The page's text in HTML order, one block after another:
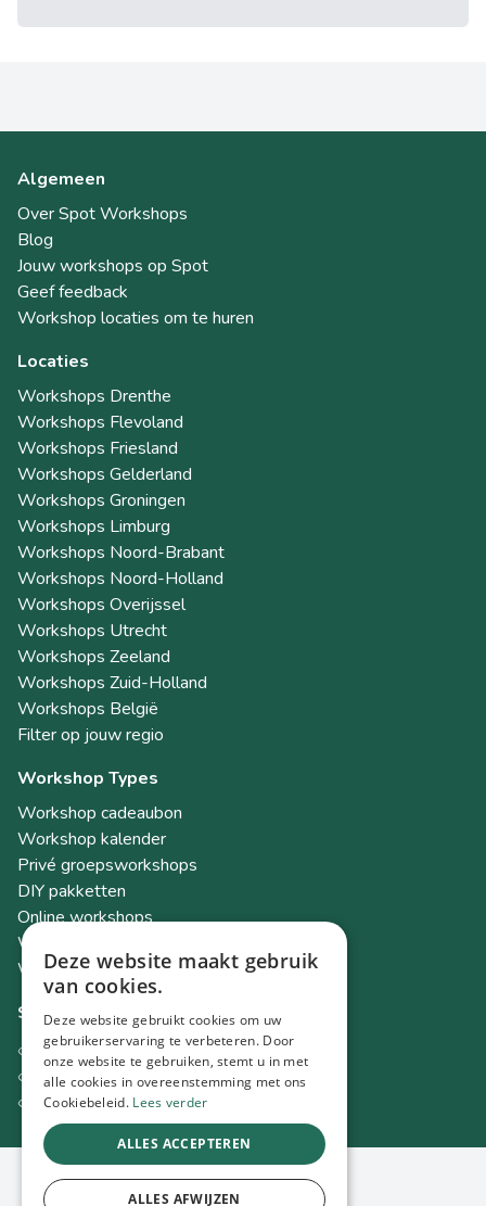
Algemeen
Over Spot Workshops
Blog
Jouw workshops op Spot
Geef feedback
Workshop locaties om te huren
Locaties
Workshops Drenthe
Workshops Flevoland
Workshops Friesland
Workshops Gelderland
Workshops Groningen
Workshops Limburg
Workshops Noord-Brabant
Workshops Noord-Holland
Workshops Overijssel
Workshops Utrecht
Workshops Zeeland
Workshops Zuid-Holland
Workshops België
Filter op jouw regio
Workshop Types
Workshop cadeaubon
Workshop kalender
Privé groepsworkshops
DIY pakketten
Online workshops
Workshops als teambuilding
Workshop Academy
Socials
Instagram
Facebook
TikTok
© 2026 Spot Workshops
Deze website maakt gebruik
van cookies.
Deze website gebruikt cookies om uw
gebruikerservaring te verbeteren. Door
onze website te gebruiken, stemt u in met
alle cookies in overeenstemming met ons
Cookiebeleid. Lees verder
ALLES ACCEPTEREN
ALLES AFWIJZEN